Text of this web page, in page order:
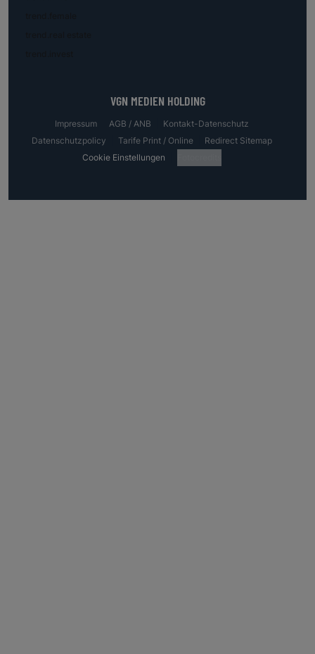
VGN MEDIEN HOLDING
Impressum AGB / ANB
Kontakt-Datenschutz
Datenschutzpolicy
Tarife Print / Online
Redirect Sitemap
Cookie Einstellungen